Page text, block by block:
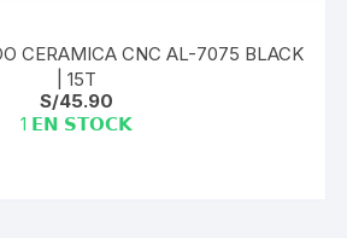
CERAMICA CNC AL-7075 BLACK
| 15T
S/45.90
1 𝗘𝗡 𝗦𝗧𝗢𝗖𝗞